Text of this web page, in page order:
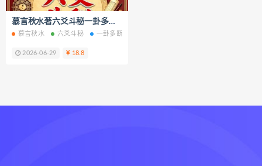
脐针通关导引术下载
脐针通关导引术网盘
慕言秋水著六爻斗秘一卦多断和一卦兼断与一事多秘籍电子书pdf百度网盘下载学习
慕言秋水 六爻斗秘 一卦多断和一卦兼断与一事多秘籍
2026-06-29 18.8